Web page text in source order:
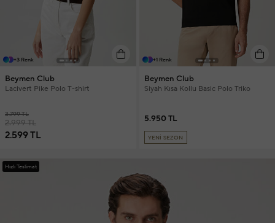
+3 Renk
Beymen Club
Lacivert Pike Polo T-shirt
3.799 TL
2.999 TL
2.599 TL
+1 Renk
Beymen Club
Siyah Kısa Kollu Basic Polo Triko
5.950 TL
YENİ SEZON
Hızlı Teslimat